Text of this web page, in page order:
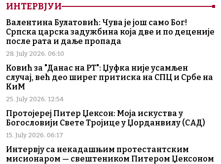
ИНТЕРВЈУИ
Валентина Булатовић: Чува је још само Бог!
Српска царска задужбина која две и по деценије
после рата и даље пропада
28. July 2026. 06:10
Ковић за "Данас на РТ": Џуфка није усамљен
случај, већ део ширег притиска на СПЦ и Србе на
КиМ
25. July 2026. 12:54
Протојереј Питер Џексон: Моја искуства у
Богословији Свете Тројице у Џорданвилу (САД)
15. July 2026. 06:17
Интервју са некадашњим протестантским
мисионаром — свештеником Питером Џексоном